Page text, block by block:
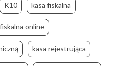
K10 kasa fiskalna
online
kasa rejestrująca